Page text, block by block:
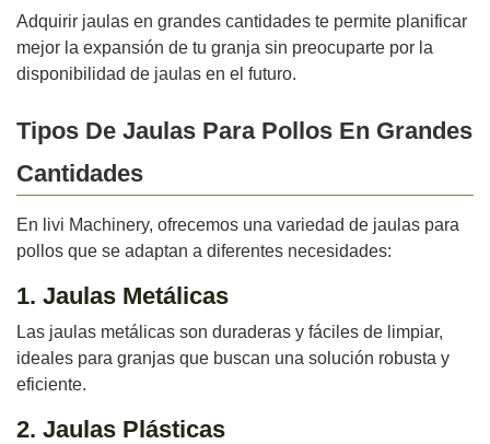
Adquirir jaulas en grandes cantidades te permite planificar
mejor la expansión de tu granja sin preocuparte por la
disponibilidad de jaulas en el futuro.
Tipos De Jaulas Para Pollos En Grandes
Cantidades
En livi Machinery, ofrecemos una variedad de jaulas para
pollos que se adaptan a diferentes necesidades:
1. Jaulas Metálicas
Las jaulas metálicas son duraderas y fáciles de limpiar,
ideales para granjas que buscan una solución robusta y
eficiente.
2. Jaulas Plásticas